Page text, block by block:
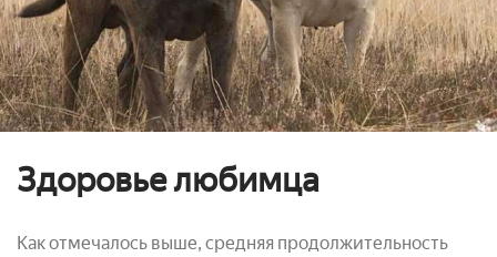
Здоровье любимца
Как отмечалось выше, средняя продолжительность